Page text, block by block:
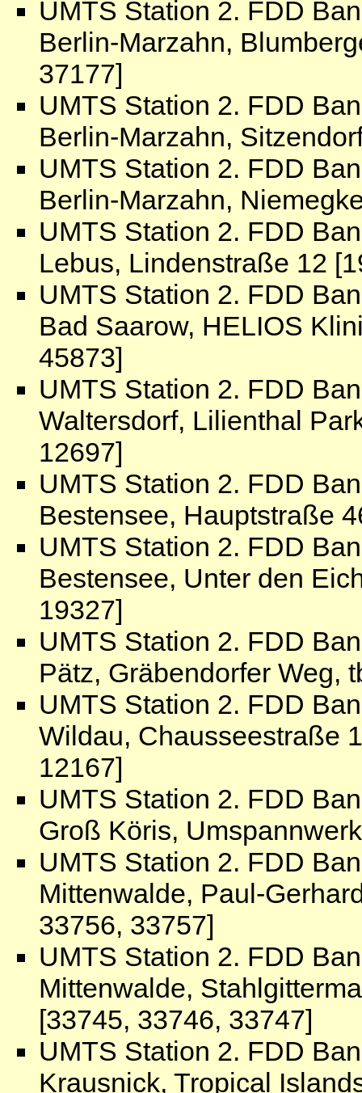
UMTS Station 2. FDD
Berlin-Marzahn,
37177]
UMTS Station 2. FDD
Berlin-Marzahn,
UMTS Station 2. FDD
Berlin-Marzahn,
UMTS Station 2. FDD
Lebus, Lindenstraße 12
UMTS Station 2. FDD
Bad Saarow, HELIOS
45873]
UMTS Station 2. FDD
Waltersdorf, Lilienthal
12697]
UMTS Station 2. FDD
Bestensee, Hauptstraße
UMTS Station 2. FDD
Bestensee, Unter den
19327]
UMTS Station 2. FDD
Pätz, Gräbendorfer Weg,
UMTS Station 2. FDD
Wildau, Chausseestraße
12167]
UMTS Station 2. FDD
Groß Köris,
UMTS Station 2. FDD
Mittenwalde, Paul-
33756, 33757]
UMTS Station 2. FDD
Mittenwalde,
[33745, 33746, 33747]
UMTS Station 2. FDD
Krausnick, Tropical